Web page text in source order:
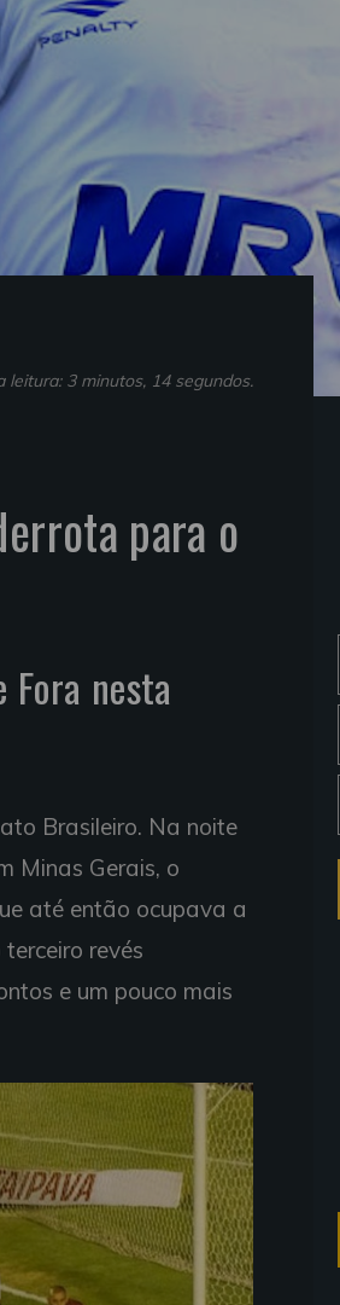
leitura: 3 minutos, 14 segundos.
para o
Fora nesta
Brasileiro. Na noite
Minas Gerais, o
até então ocupava a
revés
e um pouco mais